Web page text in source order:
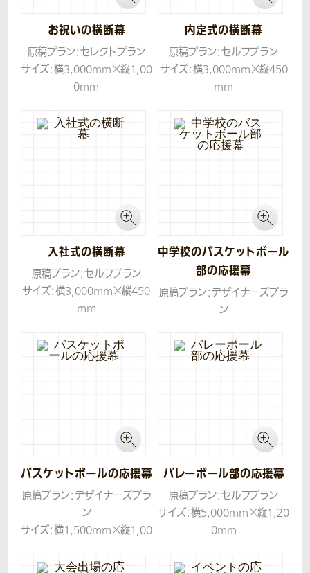
お祝いの横断幕
原稿プラン：セレクトプラン
サイズ：横3,000mm×縦1,00
0mm
内定式の横断幕
原稿プラン：セルフプラン
サイズ：横3,000mm×縦450
mm
入社式の横断幕
原稿プラン：セルフプラン
サイズ：横3,000mm×縦450
mm
中学校のバスケットボール
部の応援幕
原稿プラン：デザイナーズプラ
ン
0mm
生地：トロマット
になるよう黒ベースでレイアウ
トさせていただきました。
バスケットボールの応援幕
原稿プラン：デザイナーズプラ
ン
サイズ：横1,500mm×縦1,00
生地：トロマット
バレーボール部の応援幕
原稿プラン：セルフプラン
サイズ：横5,000mm×縦1,20
0mm